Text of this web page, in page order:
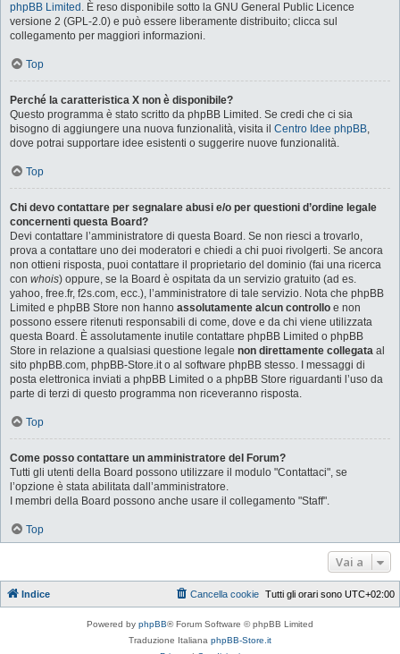
phpBB Limited . È reso disponibile sotto la GNU General Public Licence
versione 2 (GPL-2.0) e può essere liberamente distribuito; clicca sul
collegamento per maggiori informazioni.
Top
Perché la caratteristica X non è disponibile?
Questo programma è stato scritto da phpBB Limited. Se credi che ci sia
bisogno di aggiungere una nuova funzionalità, visita il Centro Idee phpBB,
dove potrai supportare idee esistenti o suggerire nuove funzionalità.
Top
Chi devo contattare per segnalare abusi e/o per questioni d’ordine legale
concernenti questa Board?
Devi contattare l’amministratore di questa Board. Se non riesci a trovarlo,
prova a contattare uno dei moderatori e chiedi a chi puoi rivolgerti. Se ancora
non ottieni risposta, puoi contattare il proprietario del dominio (fai una ricerca
con whois) oppure, se la Board è ospitata da un servizio gratuito (ad es.
yahoo, free.fr, f2s.com, ecc.), l’amministratore di tale servizio. Nota che phpBB
Limited e phpBB Store non hanno assolutamente alcun controllo e non
possono essere ritenuti responsabili di come, dove e da chi viene utilizzata
questa Board. È assolutamente inutile contattare phpBB Limited o phpBB
Store in relazione a qualsiasi questione legale non direttamente collegata al
sito phpBB.com, phpBB-Store.it o al software phpBB stesso. I messaggi di
posta elettronica inviati a phpBB Limited o a phpBB Store riguardanti l’uso da
parte di terzi di questo programma non riceveranno risposta.
Top
Come posso contattare un amministratore del Forum?
Tutti gli utenti della Board possono utilizzare il modulo "Contattaci", se
l’opzione è stata abilitata dall’amministratore.
I membri della Board possono anche usare il collegamento "Staff".
Top
Vai a
Indice Tutti gli orari sono UTC+02:00
Cancella cookie
Powered by phpBB® Forum Software © phpBB Limited
Traduzione Italiana phpBB-Store.it